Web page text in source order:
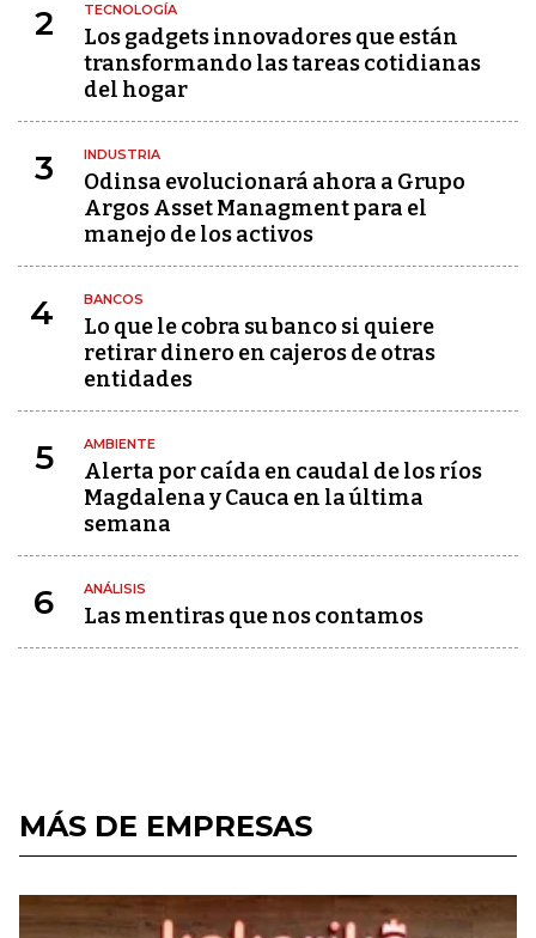
2 TECNOLOGÍA
Los gadgets innovadores que están
transformando las tareas cotidianas
del hogar
3 INDUSTRIA
Odinsa evolucionará ahora a Grupo
Argos Asset Managment para el
manejo de los activos
4 BANCOS
Lo que le cobra su banco si quiere
retirar dinero en cajeros de otras
entidades
5 AMBIENTE
Alerta por caída en caudal de los ríos
Magdalena y Cauca en la última
semana
6 ANÁLISIS
Las mentiras que nos contamos
MÁS DE EMPRESAS